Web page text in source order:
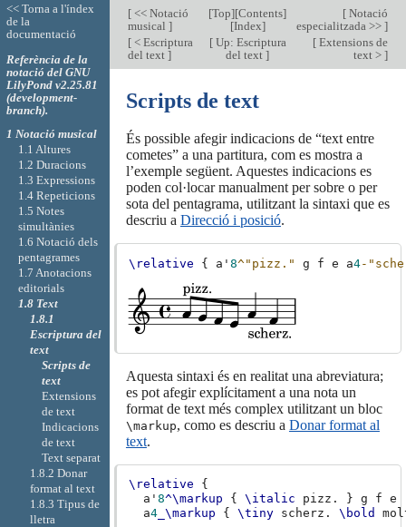
[<< Notació
musical ]
[Top][Contents]
[Index]
[Notació
especialitzada >> ]
[< Escriptura
del text ]
[Up: Escriptura
del text]
[Extensions de
text > ]
Scripts de text
És possible afegir indicacions de “text entre
cometes” a una partitura, com es mostra a
l’exemple següent. Aquestes indicacions es
poden col·locar manualment per sobre o per
sota del pentagrama, utilitzant la sintaxi que es
descriu a Direcció i posició.
\relative { a' 8^"pizz." g f e a4-
Aquesta sintaxi és en realitat una abreviatura;
es pot afegir explícitament a una nota un
format de text més complex utilitzant un bloc
\markup, como es descriu a Donar format al
text.
\relative
{
a' 8^\markup { \italic pizz . } g f e
a4_\markup { \tiny scherz . \bold
<< Torna a l'índex
de la
documentació
Referència de la
notació del GNU
LilyPond v2.25.81
(development-
branch).
1 Notació musical
1.1 Altures
1.2 Duracions
1.3 Expressions
1.4 Repeticions
1.5 Notes
simultànies
1.6 Notació dels
pentagrames
1.7 Anotacions
editorials
1.8 Text
1.8.1
Escriptura del
text
Scripts de
text
Extensions
de text
Indicacions
de text
Text separat
1.8.2 Donar
format al text
1.8.3 Tipus de
lletra